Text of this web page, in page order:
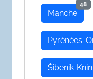
Manche
48
Pyrénées-
Šibenik-Knin